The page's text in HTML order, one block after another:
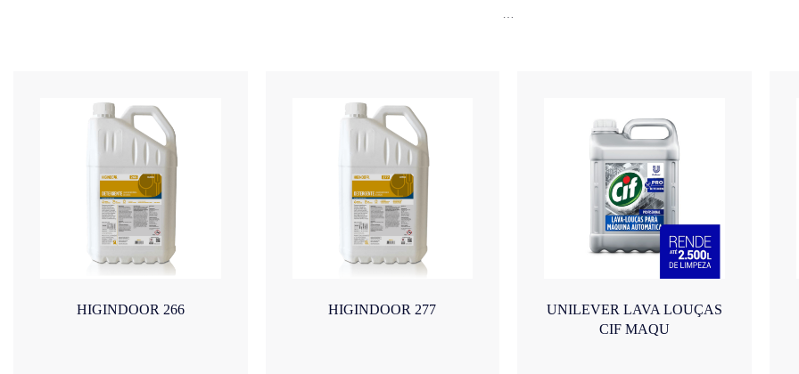
…
HIGINDOOR 266 HIGINDOOR 277
UNILEVER LAVA LOUÇAS
CIF MAQU